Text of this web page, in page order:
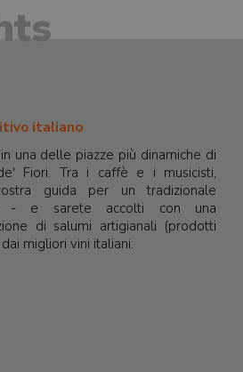
italiano
una delle piazze più dinamiche di
Fiori. Tra i caffè e i musicisti,
guida per un tradizionale
- e sarete accolti con una
di salumi artigianali (prodotti
migliori vini italiani.